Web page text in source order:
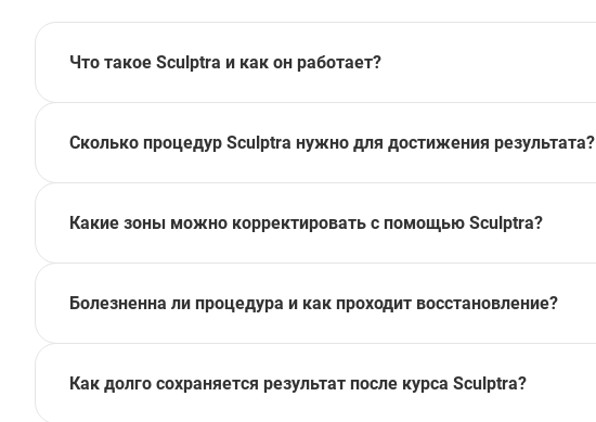
Что такое Sculptra и как он работает?
Сколько процедур Sculptra нужно для достижения результата?
Какие зоны можно корректировать с помощью Sculptra?
Болезненна ли процедура и как проходит восстановление?
Как долго сохраняется результат после курса Sculptra?